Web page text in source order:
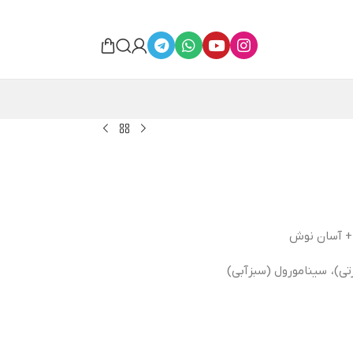
+ آسان نوش
سینامورول (سبزآبی)